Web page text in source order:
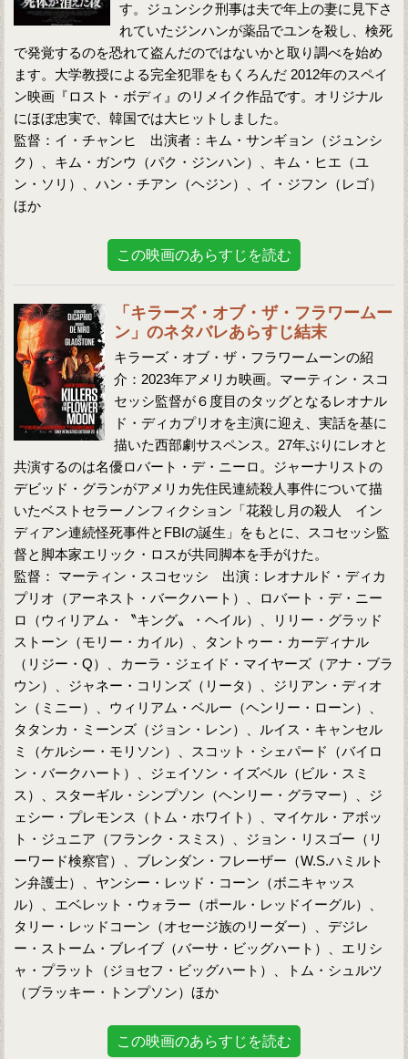
す。ジュンシク刑事は夫で年上の妻に見下さ
れていたジンハンが薬品でユンを殺し、検死
で発覚するのを恐れて盗んだのではないかと取り調べを始め
ます。大学教授による完全犯罪をもくろんだ 2012年のスペイ
ン映画『ロスト・ボディ』のリメイク作品です。オリジナル
にほぼ忠実で、韓国では大ヒットしました。
監督：イ・チャンヒ 出演者：キム・サンギョン（ジュンシ
ク）、キム・ガンウ（パク・ジンハン）、キム・ヒエ（ユ
ン・ソリ）、ハン・チアン（ヘジン）、イ・ジフン（レゴ）
ほか
この映画のあらすじを読む
「キラーズ・オブ・ザ・フラワームー
ン」のネタバレあらすじ結末
キラーズ・オブ・ザ・フラワームーンの紹
介：2023年アメリカ映画。マーティン・スコ
セッシ監督が６度目のタッグとなるレオナル
ド・ディカプリオを主演に迎え、実話を基に
描いた西部劇サスペンス。27年ぶりにレオと
共演するのは名優ロバート・デ・ニーロ。ジャーナリストの
デビッド・グランがアメリカ先住民連続殺人事件について描
いたベストセラーノンフィクション「花殺し月の殺人 イン
ディアン連続怪死事件とFBIの誕生」をもとに、スコセッシ監
督と脚本家エリック・ロスが共同脚本を手がけた。
監督： マーティン・スコセッシ 出演：レオナルド・ディカ
プリオ（アーネスト・バークハート）、ロバート・デ・ニー
ロ（ウィリアム・〝キング〟・ヘイル）、リリー・グラッド
ストーン（モリー・カイル）、タントゥー・カーディナル
（リジー・Q）、カーラ・ジェイド・マイヤーズ（アナ・ブラ
ウン）、ジャネー・コリンズ（リータ）、ジリアン・ディオ
ン（ミニー）、ウィリアム・ベルー（ヘンリー・ローン）、
タタンカ・ミーンズ（ジョン・レン）、ルイス・キャンセル
ミ（ケルシー・モリソン）、スコット・シェパード（バイロ
ン・バークハート）、ジェイソン・イズベル（ビル・スミ
ス）、スターギル・シンプソン（ヘンリー・グラマー）、ジ
ェシー・プレモンス（トム・ホワイト）、マイケル・アボッ
ト・ジュニア（フランク・スミス）、ジョン・リスゴー（リ
ーワード検察官）、ブレンダン・フレーザー（W.S.ハミルト
ン弁護士）、ヤンシー・レッド・コーン（ボニキャッス
ル）、エベレット・ウォラー（ポール・レッドイーグル）、
タリー・レッドコーン（オセージ族のリーダー）、デジレ
ー・ストーム・ブレイブ（バーサ・ビッグハート）、エリシ
ャ・プラット（ジョセフ・ビッグハート）、トム・シュルツ
（ブラッキー・トンプソン）ほか
この映画のあらすじを読む